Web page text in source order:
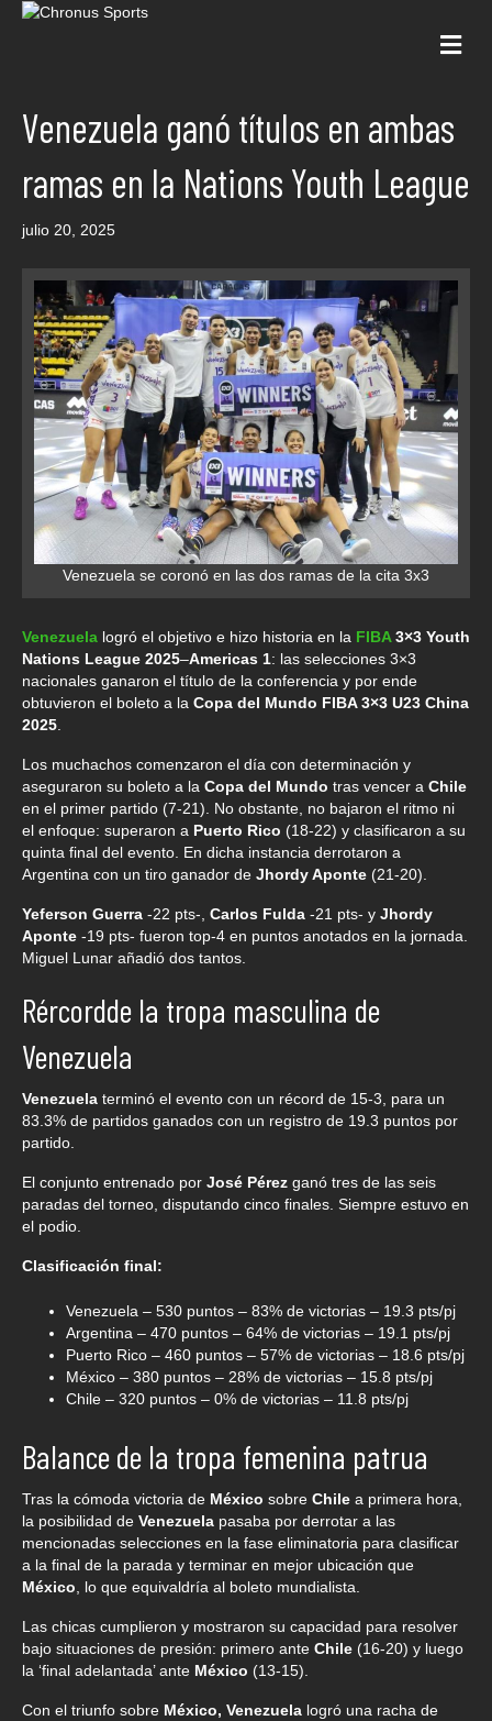
Venezuela ganó títulos en ambas
ramas en la Nations Youth League
julio 20, 2025
Venezuela se coronó en las dos ramas de la cita 3x3
Venezuela logró el objetivo e hizo historia en la FIBA3×3 Youth
Nations League 2025–Americas 1: las selecciones 3×3
nacionales ganaron el título de la conferencia y por ende
obtuvieron el boleto a la Copa del Mundo FIBA 3×3 U23 China
2025
Los muchachos comenzaron el día con determinación y
aseguraron su boleto a la Copa del Mundo tras vencer a Chile
en el primer partido (7-21). No obstante, no bajaron el ritmo ni
el enfoque: superaron a Puerto Rico (18-22) y clasificaron a su
quinta final del evento. En dicha instancia derrotaron a
Argentina con un tiro ganador de Jhordy Aponte (21-20).
Yeferson Guerra -22 pts-, Carlos Fulda -21 pts- y Jhordy
Aponte -19 pts- fueron top-4 en puntos anotados en la jornada.
Miguel Lunar añadió dos tantos.
Rércordde la tropa masculina de
Venezuela
Venezuela terminó el evento con un récord de 15-3, para un
83.3% de partidos ganados con un registro de 19.3 puntos por
partido.
El conjunto entrenado por José Pérez ganó tres de las seis
paradas del torneo, disputando cinco finales. Siempre estuvo en
el podio.
Clasificación final:
Venezuela – 530 puntos – 83% de victorias – 19.3 pts/pj
Argentina – 470 puntos – 64% de victorias – 19.1 pts/pj
Puerto Rico – 460 puntos – 57% de victorias – 18.6 pts/pj
México – 380 puntos – 28% de victorias – 15.8 pts/pj
Chile – 320 puntos – 0% de victorias – 11.8 pts/pj
Balance de la tropa femenina patrua
Tras la cómoda victoria de México sobre Chile a primera hora,
la posibilidad de Venezuela pasaba por derrotar a las
mencionadas selecciones en la fase eliminatoria para clasificar
a la final de la parada y terminar en mejor ubicación que
México , lo que equivaldría al boleto mundialista.
Las chicas cumplieron y mostraron su capacidad para resolver
bajo situaciones de presión: primero ante Chile (16-20) y luego
la ‘final adelantada’ ante México (13-15).
Con el triunfo sobre México, Venezuela logró una racha de